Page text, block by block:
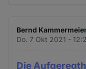
Bernd
Do. 7 Okt 2021 -
Die